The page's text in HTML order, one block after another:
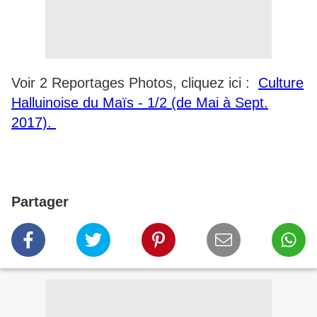
Voir 2 Reportages Photos, cliquez ici : Culture
Halluinoise du Maïs - 1/2 (de Mai à Sept.
2017).
Partager